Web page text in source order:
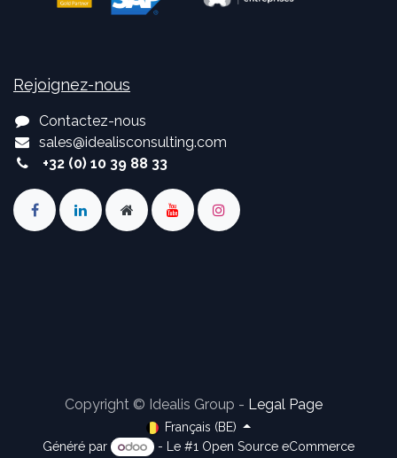
Rejoignez-nous
Contactez-nous
sales@idealisconsulting.com
+32 (0) 10 39 88 33
Copyright © Idealis Group - Legal Page
Français (BE)
Généré par
- Le #1 Open Source eCommerce